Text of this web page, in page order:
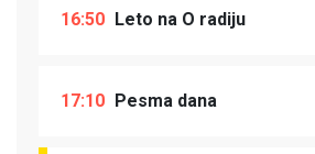
16:50 Leto na O radiju
17:10 Pesma dana